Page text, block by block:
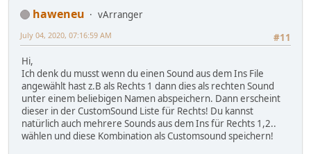
haweneu
vArranger
#11
July 04, 2020, 07:16:59 AM
Hi,
Ich denk du musst wenn du einen Sound aus dem Ins File
angewählt hast z.B als Rechts 1 dann dies als rechten Sound
unter einem beliebigen Namen abspeichern. Dann erscheint
dieser in der CustomSound Liste für Rechts! Du kannst
natürlich auch mehrere Sounds aus dem Ins für Rechts 1,2..
wählen und diese Kombination als Customsound speichern!